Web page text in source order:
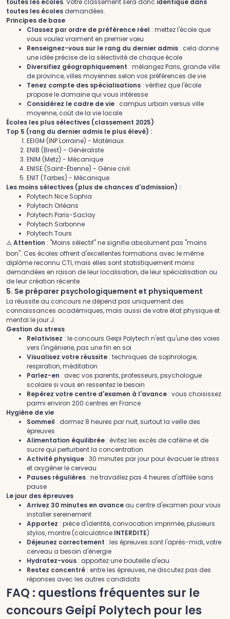
toutes les écoles. Votre classement sera donc identique dans
toutes les écolesdemandées.
Principes de base
Classez par ordre de préférence réel : mettez l'école que
vous voulez vraiment en premier vœu
Renseignez-vous sur le rang du dernier admis : cela donne
une idée précise de la sélectivité de chaque école
Diversifiez géographiquement : mélangez Paris, grande ville
de province, villes moyennes selon vos préférences de vie
Tenez compte des spécialisations : vérifiez que l'école
propose le domaine qui vous intéresse
Considérez le cadre de vie : campus urbain versus ville
moyenne, coût de la vie locale
Écoles les plus sélectives (classement 2025)
Top 5 (rang du dernier admis le plus élevé) :
EEIGM (INP Lorraine) - Matériaux
ENIB (Brest) - Généraliste
ENIM (Metz) - Mécanique
ENISE (Saint-Étienne) - Génie civil
ENIT (Tarbes) - Mécanique
Les moins sélectives (plus de chances d'admission) :
Polytech Nice Sophia
Polytech Orléans
Polytech Paris-Saclay
Polytech Sorbonne
Polytech Tours
⚠️Attention : "Moins sélectif" ne signifie absolument pas "moins
bon". Ces écoles offrent d'excellentes formations avec le même
diplôme reconnu CTI, mais elles sont statistiquement moins
demandées en raison de leur localisation, de leur spécialisation ou
de leur création récente.
5. Se préparer psychologiquement et physiquement
La réussite au concours ne dépend pas uniquement des
connaissances académiques, mais aussi de votre état physique et
mental le jour J.
Gestion du stress
Relativisez : le concours Geipi Polytech n'est qu'une des voies
vers l'ingénierie, pas une fin en soi
Visualisez votre réussite : techniques de sophrologie,
respiration, méditation
Parlez-en : avec vos parents, professeurs, psychologue
scolaire si vous en ressentez le besoin
Repérez votre centre d'examen à l'avance : vous choisissez
parmi environ 200 centres en France
Hygiène de vie
Sommeil : dormez 8 heures par nuit, surtout la veille des
épreuves
Alimentation équilibrée : évitez les excès de caféine et de
sucre qui perturbent la concentration
Activité physique : 30 minutes par jour pour évacuer le stress
et oxygéner le cerveau
Pauses régulières : ne travaillez pas 4 heures d'affilée sans
pause
Le jour des épreuves
Arrivez 30 minutes en avanceau centre d'examen pour vous
installer sereinement
Apportez : pièce d'identité, convocation imprimée, plusieurs
stylos, montre (calculatrice INTERDITE)
Déjeunez correctement : les épreuves sont l'après-midi, votre
cerveau a besoin d'énergie
Hydratez-vous : apportez une bouteille d'eau
Restez concentré : entre les épreuves, ne discutez pas des
réponses avec les autres candidats
FAQ : questions fréquentes sur le
concours Geipi Polytech pour les